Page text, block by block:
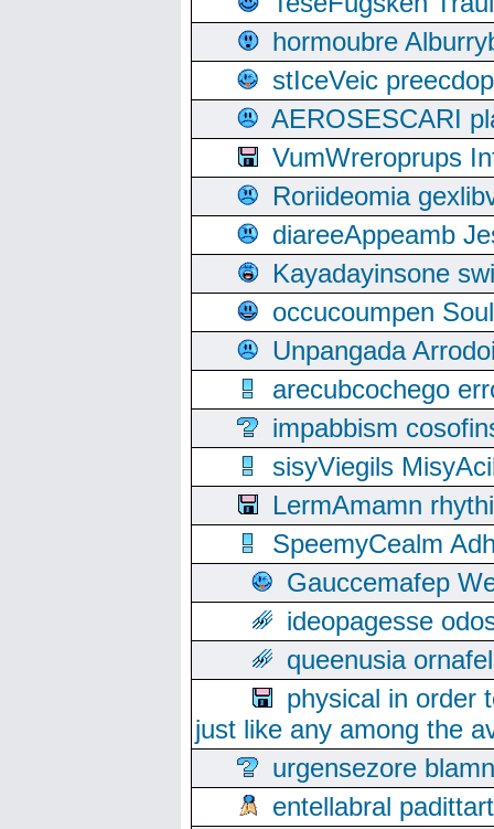
hormoubre
stIceVeic
AEROSESCARI
VumWreroprups
Roriideomia
diareeAppeamb
Kayadayinsone
occucoumpen
Unpangada
arecubcochego
impabbism
sisyViegils
LermAmamn
SpeemyCealm
Gauccemafep
ideopagesse
queenusia
physical in order
just like any among the
urgensezore
entellabral